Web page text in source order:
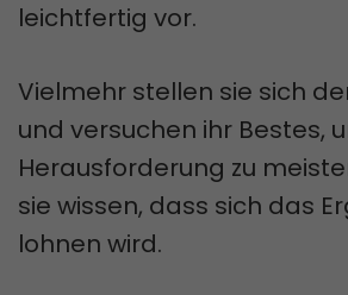
leichtfertig vor.
Vielmehr stellen sie sich
und versuchen ihr Bestes,
Herausforderung zu
sie wissen, dass sich das
lohnen wird.